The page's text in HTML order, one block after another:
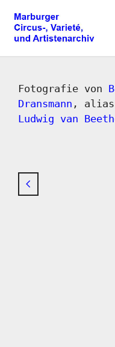
Fotografie von
Dransmann , alias
Ludwig van